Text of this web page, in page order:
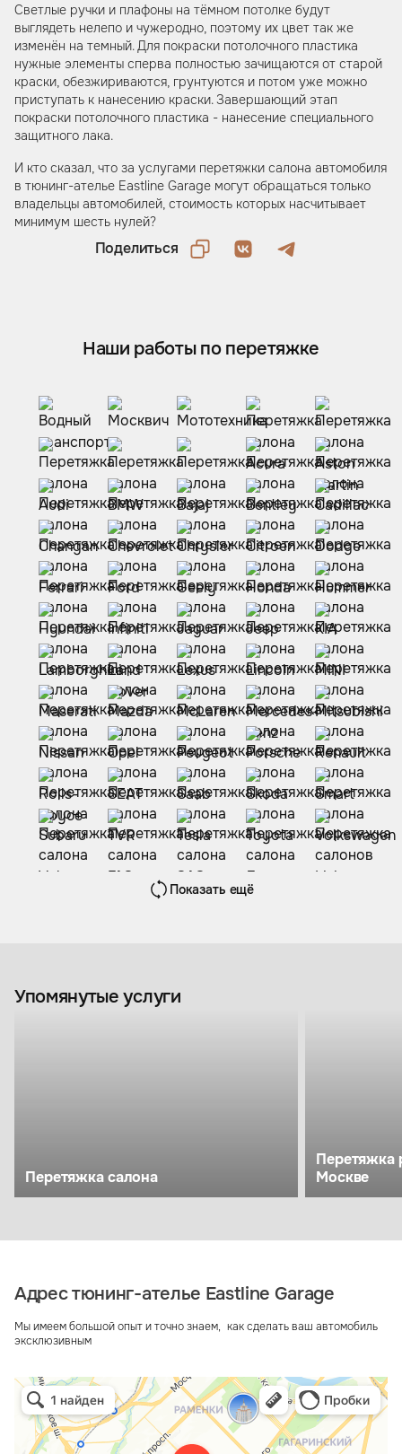
Светлые ручки и плафоны на тёмном потолке будут
выглядеть нелепо и чужеродно, поэтому их цвет так же
изменён на темный. Для покраски потолочного пластика
нужные элементы сперва полностью зачищаются от старой
краски, обезжириваются, грунтуются и потом уже можно
приступать к нанесению краски. Завершающий этап
покраски потолочного пластика - нанесение специального
защитного лака.
И кто сказал, что за услугами перетяжки салона автомобиля
в тюнинг-ателье Eastline Garage могут обращаться только
владельцы автомобилей, стоимость которых насчитывает
минимум шесть нулей?
Поделиться
Наши работы по перетяжке
Показать ещё
Упомянутые услуги
Перетяжка салона
Перетяжка
Москве
Адрес тюнинг-ателье Eastline Garage
Мы имеем большой опыт и точно знаем, как сделать ваш автомобиль
эксклюзивным